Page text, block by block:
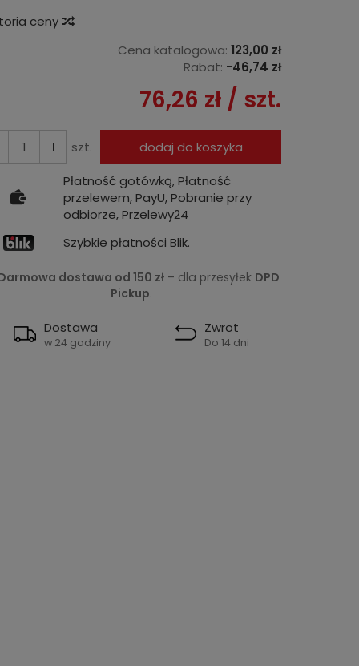
ceny
Cena katalogowa: 123,00 zł
Rabat: -46,74 zł
76,26 zł / szt.
szt.
dodaj do koszyka
Płatność gotówką, Płatność
przelewem, PayU, Pobranie przy
odbiorze, Przelewy24
Szybkie płatności Blik.
dostawa od 150 zł – dla przesyłek DPD
Pickup.
Dostawa
w 24 godziny
Zwrot
Do 14 dni